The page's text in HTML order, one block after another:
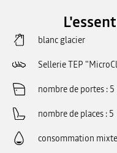
blanc glacier
Sellerie TEP
nombre de portes 5
nombre de places 5
consommation